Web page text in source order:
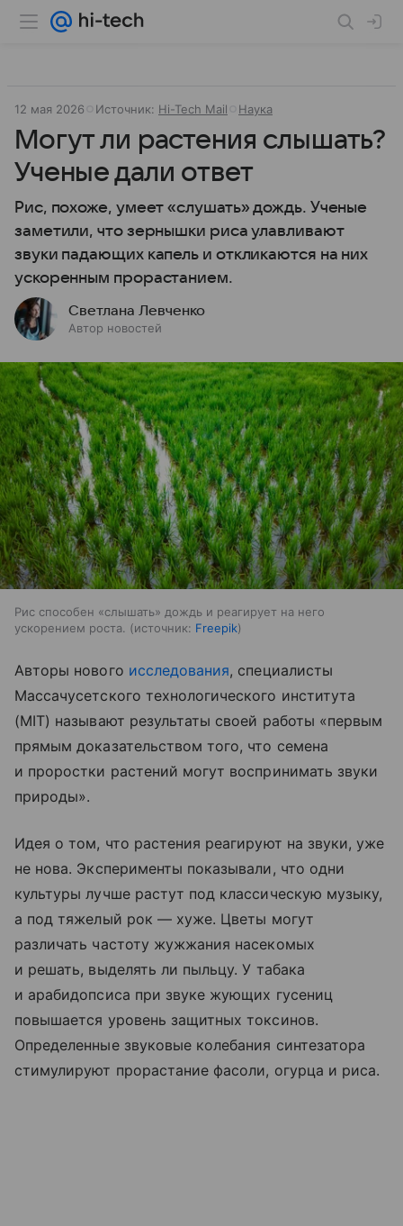
12 мая 2026 Источник: Hi-Tech Mail Наука
Могут ли растения слышать?
Ученые дали ответ
Рис, похоже, умеет «слушать» дождь. Ученые
заметили, что зернышки риса улавливают
звуки падающих капель и откликаются на них
ускоренным прорастанием.
Светлана Левченко
Автор новостей
Рис способен «слышать» дождь и реагирует на него
ускорением роста.
источник: Freepik
Авторы нового исследования, специалисты
Массачусетского технологического института
(MIT) называют результаты своей работы «первым
прямым доказательством того, что семена
и проростки растений могут воспринимать звуки
природы».
Идея о том, что растения реагируют на звуки, уже
не нова. Эксперименты показывали, что одни
культуры лучше растут под классическую музыку,
а под тяжелый рок — хуже. Цветы могут
различать частоту жужжания насекомых
и решать, выделять ли пыльцу. У табака
и арабидопсиса при звуке жующих гусениц
повышается уровень защитных токсинов.
Определенные звуковые колебания синтезатора
стимулируют прорастание фасоли, огурца и риса.